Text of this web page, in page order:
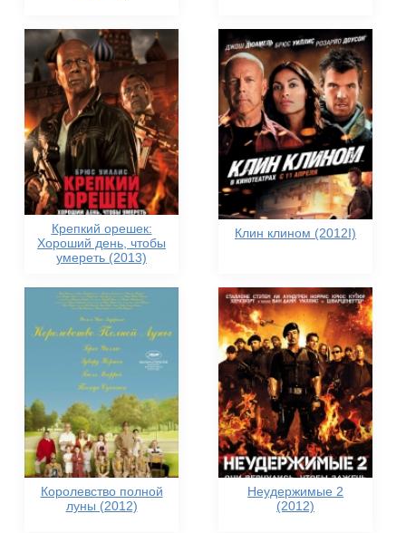
Крепкий орешек:
Хороший день, чтобы
умереть (2013)
Клин клином (2012I)
Королевство полной
луны (2012)
Неудержимые 2
(2012)